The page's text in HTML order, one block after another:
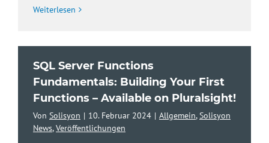
Weiterlesen
SQL Server Functions
Fundamentals: Building Your First
Functions – Available on Pluralsight!
Von Solisyon | 10. Februar 2024 | Allgemein,Solisyon
News,Veröffentlichungen